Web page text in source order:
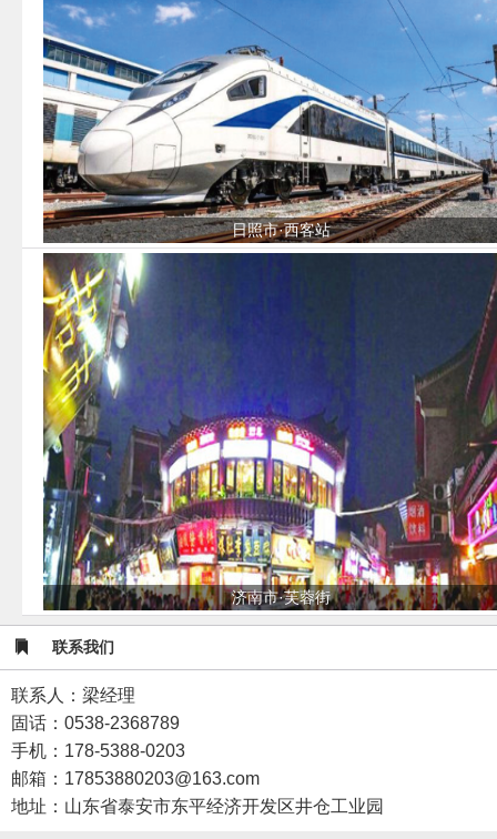
日照市·西客站
济南市·芙蓉街
联系我们
联系人：梁经理
固话：0538-2368789
手机：178-5388-0203
邮箱：17853880203@163.com
地址：山东省泰安市东平经济开发区井仓工业园